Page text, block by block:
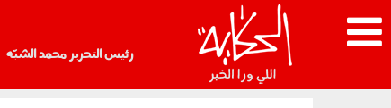
رئيس التحرير محمد الشبّه